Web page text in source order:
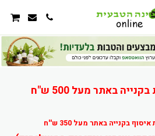
באתר מעל 500 ש"ח
בקנייה באתר מעל 350 ש''ח